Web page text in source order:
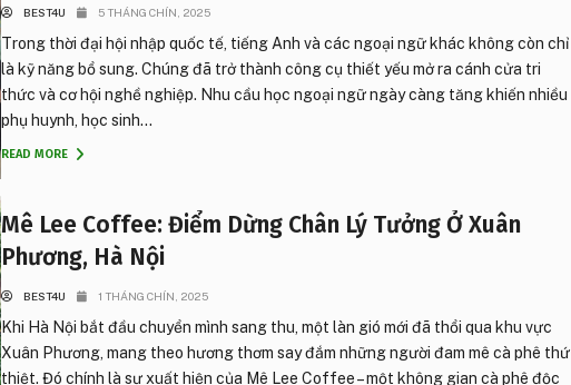
BEST4U 5 THÁNG CHÍN, 2025
Trong thời đại hội nhập quốc tế, tiếng Anh và các ngoại ngữ khác không còn chỉ
là kỹ năng bổ sung. Chúng đã trở thành công cụ thiết yếu mở ra cánh cửa tri
thức và cơ hội nghề nghiệp. Nhu cầu học ngoại ngữ ngày càng tăng khiến nhiều
phụ huynh, học sinh...
READ MORE
Mê Lee Coffee: Điểm Dừng Chân Lý Tưởng Ở Xuân
Phương, Hà Nội
BEST4U 1 THÁNG CHÍN, 2025
Khi Hà Nội bắt đầu chuyển mình sang thu, một làn gió mới đã thổi qua khu vực
Xuân Phương, mang theo hương thơm say đắm những người đam mê cà phê thứ
thiệt. Đó chính là sự xuất hiện của Mê Lee Coffee – một không gian cà phê độc